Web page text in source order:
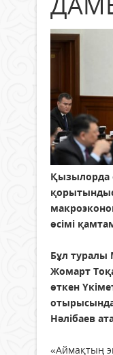
Қызылорда
өсімі
Бұл
Жомарт
өткен
Нәлібаев
«Аймақтың